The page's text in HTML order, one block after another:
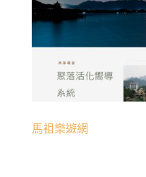
馬祖樂遊網